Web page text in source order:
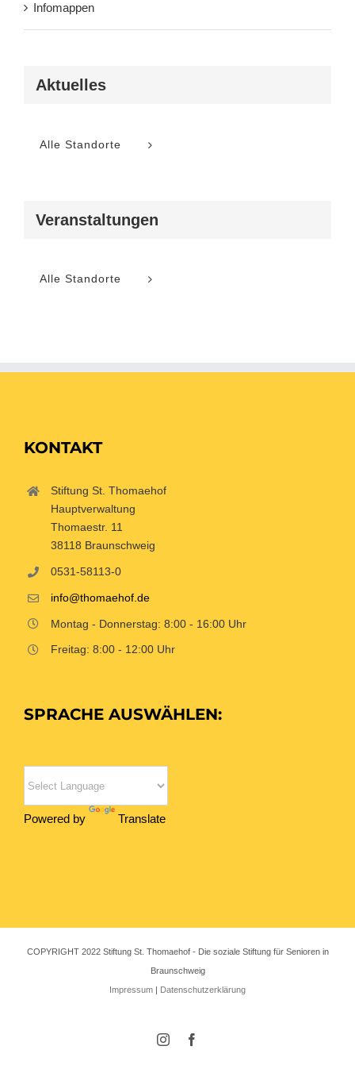
Infomappen
Aktuelles
Alle Standorte
Veranstaltungen
Alle Standorte
KONTAKT
Stiftung St. Thomaehof
Hauptverwaltung
Thomaestr. 11
38118 Braunschweig
0531-58113-0
info@thomaehof.de
Montag - Donnerstag: 8:00 - 16:00 Uhr
Freitag: 8:00 - 12:00 Uhr
SPRACHE AUSWÄHLEN:
Powered by Translate
COPYRIGHT 2022 Stiftung St. Thomaehof - Die soziale Stiftung für Senioren in
Braunschweig
Impressum
Datenschutzerklärung
Instagram